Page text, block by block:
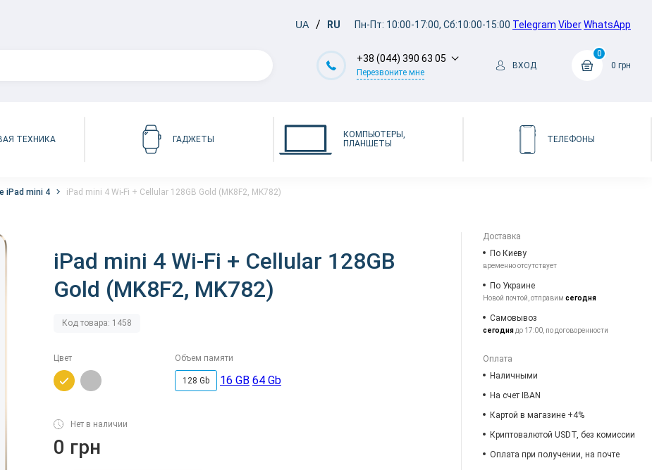
UA RU Пн-Пт: 10:00-17:00, Сб:10:00-15:00 Telegram ViberWhatsApp
+38 (044) 390 63 05
Перезвоните мне
ВХОД
0
0 грн
ТЕХНИКА ГАДЖЕТЫ
КОМПЬЮТЕРЫ,
ПЛАНШЕТЫ
ТЕЛЕФОНЫ
iPad mini 4 iPad mini 4 Wi-Fi + Cellular 128GB Gold (MK8F2, MK782)
iPad mini 4 Wi-Fi + Cellular 128GB
Gold (MK8F2, MK782)
Код товара: 1458
Цвет Объем памяти
128 Gb 16 GB 64 Gb
Нет в наличии
0 грн
Доставка
По Киеву
временно отсутствует
По Украине
Новой почтой, отправимсегодня
Самовывоз
сегоднядо 17:00, по договоренности
Оплата
Наличными
На счет IBAN
Картой в магазине +4%
Криптовалютой USDT, без комиссии
Оплата при получении, на почте